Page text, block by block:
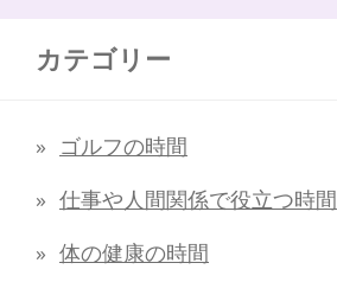
カテゴリー
ゴルフの時間
仕事や人間関係で役立つ時間
体の健康の時間